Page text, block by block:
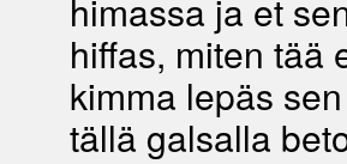
himassa ja et
hiffas, miten tää
kimma lepäs
tällä galsalla